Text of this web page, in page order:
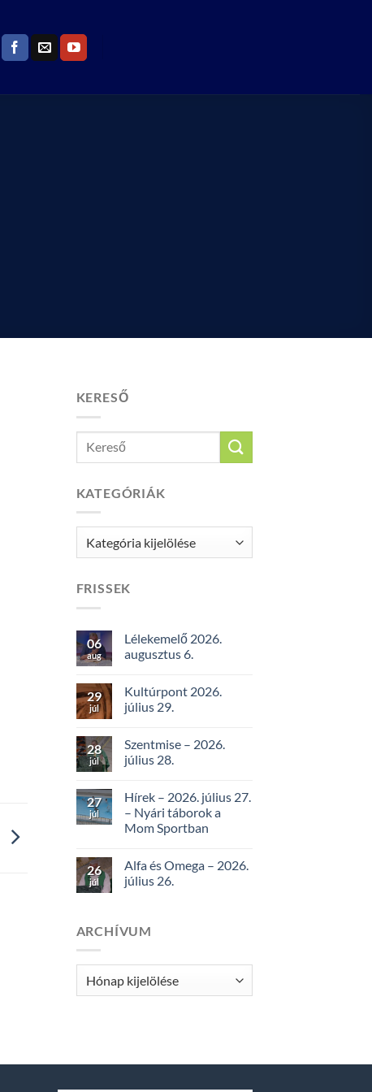
KERESŐ
KATEGÓRIÁK
Kategóriák
FRISSEK
06
aug
Lélekemelő 2026.
augusztus 6.
29
júl
Kultúrpont 2026.
július 29.
28
júl
Szentmise – 2026.
július 28.
27
júl
Hírek – 2026. július 27.
– Nyári táborok a
Mom Sportban
26
júl
Alfa és Omega – 2026.
július 26.
ARCHÍVUM
Archívum